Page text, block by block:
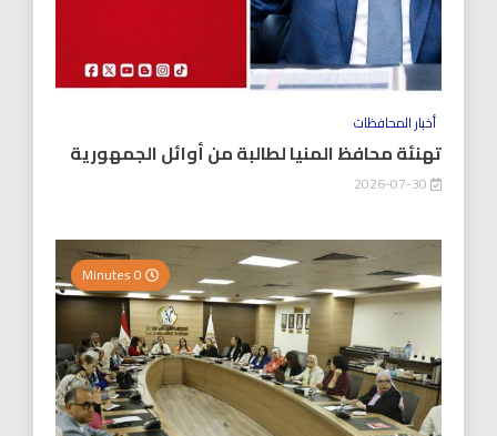
أخبار المحافظات
تهنئة محافظ المنيا لطالبة من أوائل الجمهورية